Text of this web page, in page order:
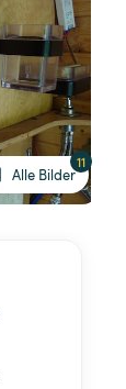
Alle Bilder
11